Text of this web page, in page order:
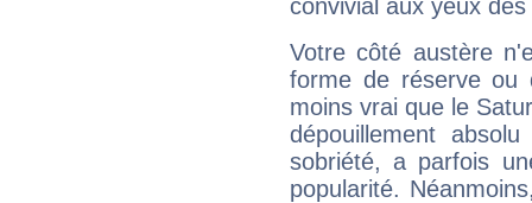
convivial aux yeux
Votre côté austère
forme de réserve
moins vrai que le
dépouillement
sobriété, a parfois
popularité.